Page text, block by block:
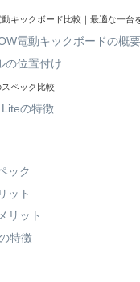
キックボード比較｜最適な一台
電動キックボードの概要
の位置付け
ペック比較
の特徴
ック
ット
リット
特徴